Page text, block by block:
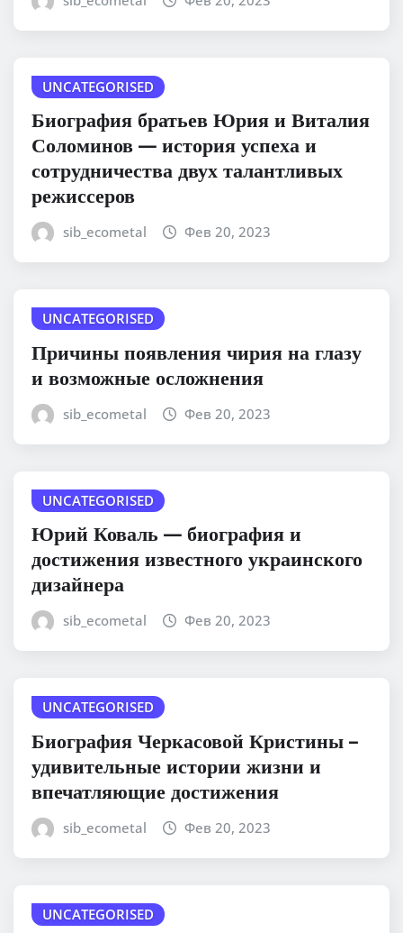
UNCATEGORISED
Биография братьев Юрия и Виталия
Соломинов — история успеха и
сотрудничества двух талантливых
режиссеров
sib_ecometal Фев 20, 2023
UNCATEGORISED
Причины появления чирия на глазу
и возможные осложнения
sib_ecometal Фев 20, 2023
UNCATEGORISED
Юрий Коваль — биография и
достижения известного украинского
дизайнера
sib_ecometal Фев 20, 2023
UNCATEGORISED
Биография Черкасовой Кристины –
удивительные истории жизни и
впечатляющие достижения
sib_ecometal Фев 20, 2023
UNCATEGORISED